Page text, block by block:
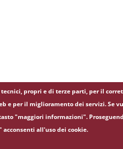
propri e di terze parti, per il
e per il miglioramento dei servizi. Se
"maggiori informazioni".
all'uso dei cookie.